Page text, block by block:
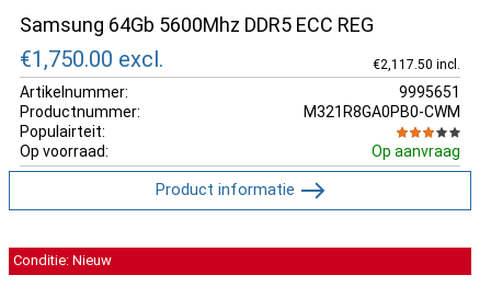
Samsung 64Gb 5600Mhz DDR5 ECC REG
€1,750.00 excl. €2,117.50 incl.
Artikelnummer:
9995651
Productnummer:
M321R8GA0PB0-CWM
Populairteit:
Op voorraad:
Op aanvraag
Product informatie
Conditie: Nieuw